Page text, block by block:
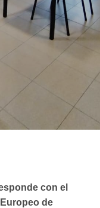
con el
de